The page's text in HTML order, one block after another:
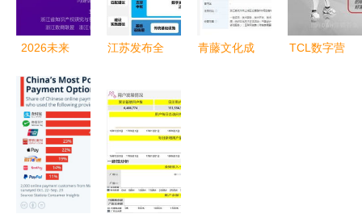
数字内容服
务新篇章
2026未来
会指南（2
天倒计时）
江苏发布全
《数字乡村
建设指南
（试行）》
数字内容服
务成为关键
青藤文化成
TCL数字营